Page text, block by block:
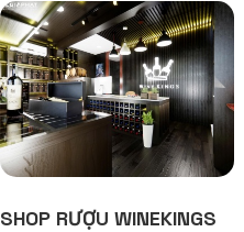
SHOP RƯỢU WINEKINGS